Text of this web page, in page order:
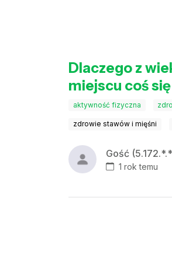
Dlaczego z
miejscu coś
aktywność fizyczna
zdrowie stawów i mięśni
Gość
1 rok temu